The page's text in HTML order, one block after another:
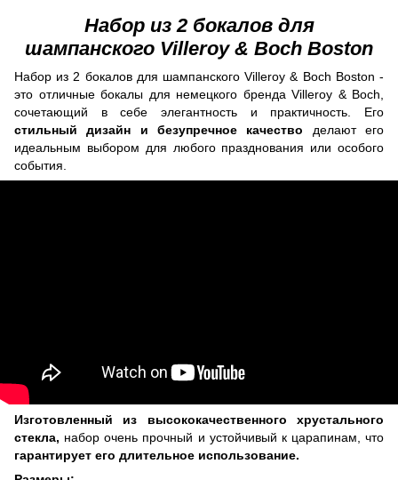
Набор из 2 бокалов для
шампанского Villeroy & Boch Boston
Набор из 2 бокалов для шампанского Villeroy & Boch Boston -
это отличные бокалы для немецкого бренда Villeroy & Boch,
сочетающий в себе элегантность и практичность. Его
стильный дизайн и безупречное качество делают его
идеальным выбором для любого празднования или особого
события.
Изготовленный из высококачественного хрустального
стекла, набор очень прочный и устойчивый к царапинам, что
гарантирует его длительное использование.